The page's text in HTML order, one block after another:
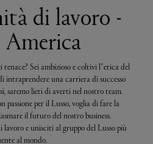
MEDIA
di lavoro -
Sei ambizioso e coltivi l’etica del
intraprendere una carriera di successo
saremo lieti di averti nel nostro team.
passione per il Lusso, voglia di fare la
il futuro del nostro business.
e unisciti al gruppo del Lusso più
al mondo.